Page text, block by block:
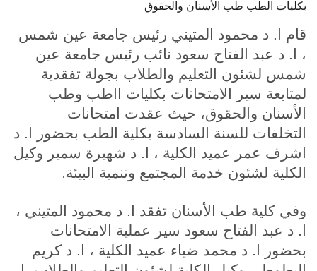
سجل الان
بكليات الطب طب الأسنان والحقوق
قام ا. د محمود المتيني رئيس جامعة عين شمس
، ا. د عبد الفتاح سعود نائب رئيس جامعة عين
شمس لشئون التعليم والطلاب بجولة تفقدية
لمتابعة سير الامتحانات بكليات ااطب وطب
الأسنان والحقوق، حيث عقدت امتحانات
التخلفات للسنة السادسة بكلية الطب بحضور ا. د
اشرف عمر عميد الكلية ، ا. د شهيرة سمير وكيل
الكلية لشئون خدمة المجتمع وتنمية البيئة.
وفي كلية طب الأسنان تفقد ا. د محمود المتيني ،
ا. د عبد الفتاح سعود سير عملية الامتحانات
بحضور ا. د محمد ضياء عميد الكلية ، ا. د كريم